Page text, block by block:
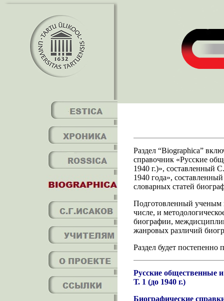
Раздел “Biographica”
справочник «Русские
1940 г.)», составленный
1940 года»,
словарных статей
Подготовленный ученым
числе, и
биографии,
жанровых различий
Раздел будет
Русские общественные
Т. 1 (до 1940 г.)
Биографические